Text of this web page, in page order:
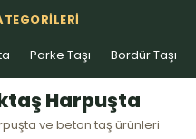
Parke Taşı Bordür Taşı
Harpuşta
ve beton taş ürünleri